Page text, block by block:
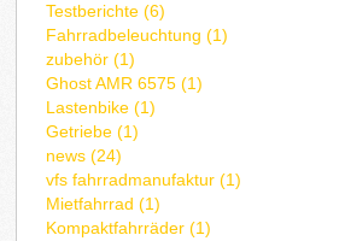
Testberichte (6)
Fahrradbeleuchtung (1)
zubehör (1)
Ghost AMR 6575 (1)
Lastenbike (1)
Getriebe (1)
news (24)
vfs fahrradmanufaktur (1)
Mietfahrrad (1)
Kompaktfahrräder (1)